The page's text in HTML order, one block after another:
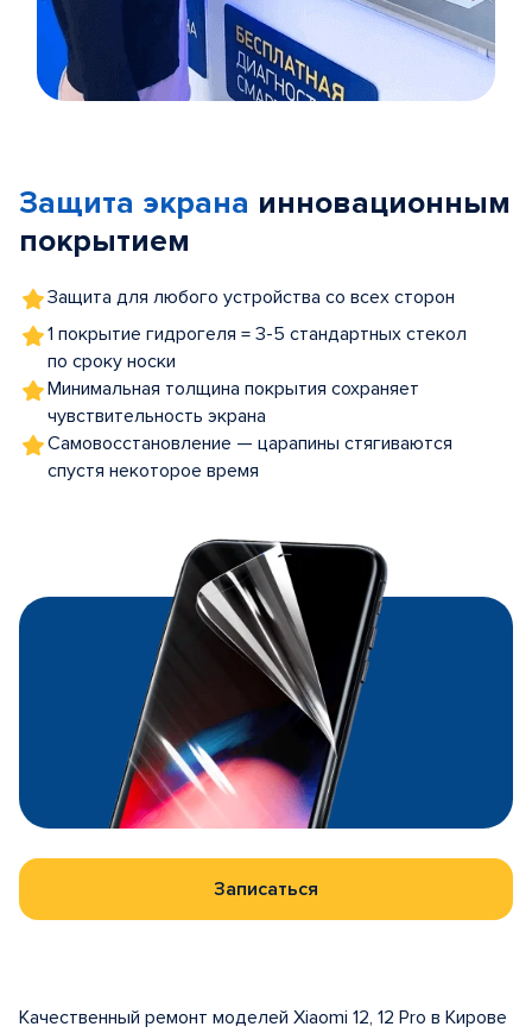
5
Защита экрана инновационным
покрытием
Защита для любого устройства со всех сторон
1 покрытие гидрогеля = 3-5 стандартных стекол
по сроку носки
Минимальная толщина покрытия сохраняет
чувствительность экрана
Самовосстановление — царапины стягиваются
спустя некоторое время
Записаться
Качественный ремонт моделей Xiaomi 12, 12 Pro в Кирове